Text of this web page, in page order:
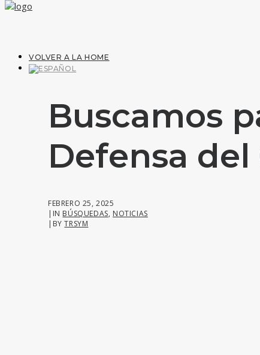
VOLVER A LA HOME
Buscamos
Defensa
FEBRERO 25, 2025
| IN BÚSQUEDAS, NOTICIAS
| BYTRSYM